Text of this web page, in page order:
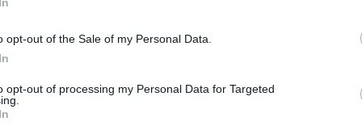
opt-out of the Sale of my Personal Data.
opt-out of processing my Personal Data for Targeted
όµιλο θα αποτελέσει η προσθήκη της
στο Ελεγκτικό Συνέδριο τον
Αποδέχομαι τουςόρους χρήσης